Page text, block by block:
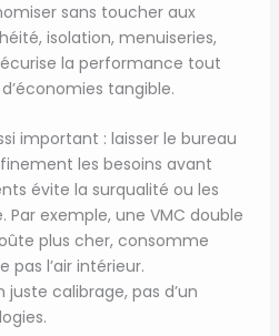
sans toucher aux
isolation, menuiseries,
la performance tout
tangible.
important : laisser le bureau
les besoins avant
évite la surqualité ou les
exemple, une VMC double
plus cher, consomme
pas l’air intérieur.
juste calibrage, pas d’un